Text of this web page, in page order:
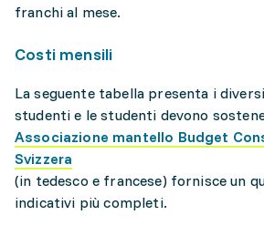
franchi al mese.
Costi mensili
La seguente tabella presenta i
studenti e le studenti devono
Associazione mantello Budget
Svizzera
(in tedesco e francese) fornisce un
indicativi più completi.